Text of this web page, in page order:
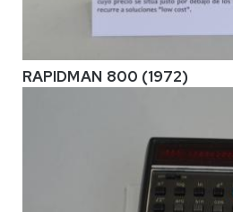
RAPIDMAN 800 (1972)